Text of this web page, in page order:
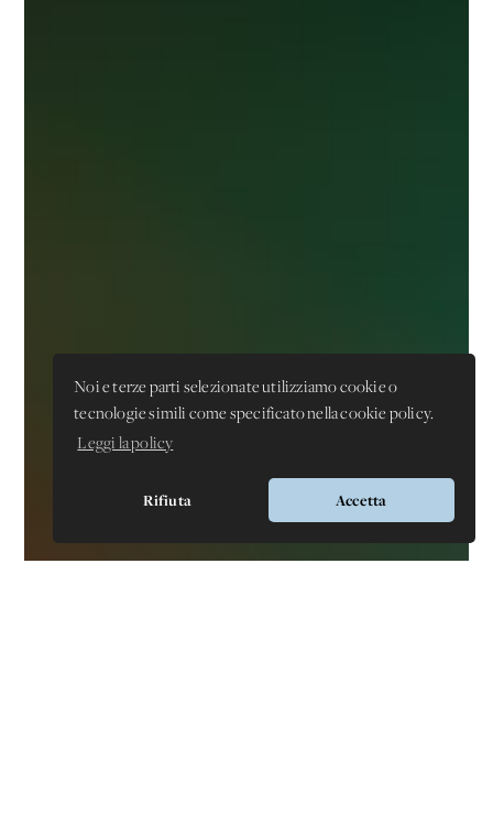
Noi e terze parti selezionate utilizziamo cookie o
tecnologie simili come specificato nella cookie policy.
Leggi la policy
Rifiuta Accetta